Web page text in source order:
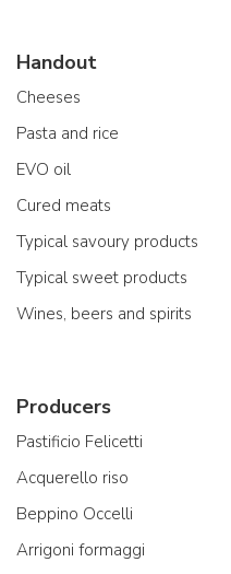
Handout
Cheeses
Pasta and rice
EVO oil
Cured meats
Typical savoury products
Typical sweet products
Wines, beers and spirits
Producers
Pastificio Felicetti
Acquerello riso
Beppino Occelli
Arrigoni formaggi